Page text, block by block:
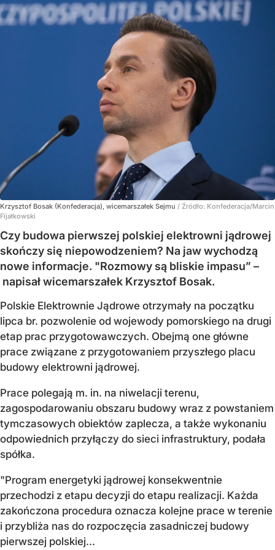
Krzysztof Bosak (Konfederacja), wicemarszałek Sejmu / Źródło: Konfederacja/Marcin
Fijałkowski
Czy budowa pierwszej polskiej elektrowni jądrowej
skończy się niepowodzeniem? Na jaw wychodzą
nowe informacje. "Rozmowy są bliskie impasu” –
napisał wicemarszałek Krzysztof Bosak.
Polskie Elektrownie Jądrowe otrzymały na początku
lipca br. pozwolenie od wojewody pomorskiego na drugi
etap prac przygotowawczych. Obejmą one główne
prace związane z przygotowaniem przyszłego placu
budowy elektrowni jądrowej.
Prace polegają m. in. na niwelacji terenu,
zagospodarowaniu obszaru budowy wraz z powstaniem
tymczasowych obiektów zaplecza, a także wykonaniu
odpowiednich przyłączy do sieci infrastruktury, podała
spółka.
"Program energetyki jądrowej konsekwentnie
przechodzi z etapu decyzji do etapu realizacji. Każda
zakończona procedura oznacza kolejne prace w terenie
i przybliża nas do rozpoczęcia zasadniczej budowy
pierwszej polskiej...